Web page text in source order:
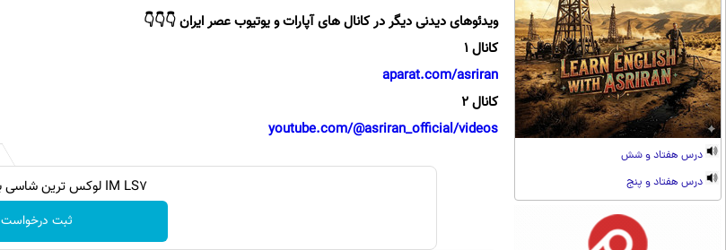
درس هفتاد و شش
درس هفتاد و پنج
ویدئوهای دیدنی دیگر در کانال های آپارات و یوتیوب عصر ایران 👇👇👇
کانال 1
aparat.com/asriran
کانال 2
youtube.com/@asriran_official/videos
IM LS7 لوکس ترین شاسی بلند برقی ایران
ثبت درخواست